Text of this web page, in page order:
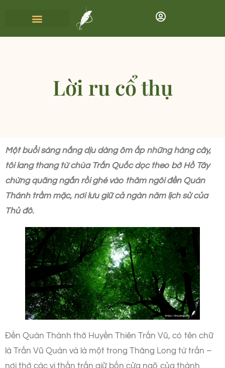
Lời ru cổ thụ
Một buổi sáng nắng dịu dàng ôm ấp những hàng cây,
tôi lang thang từ chùa Trấn Quốc dọc theo bờ Hồ Tây
chừng quãng ngắn rồi ghé vào thăm ngôi đền Quán
Thánh trầm mặc, nơi lưu giữ cả ngàn năm lịch sử của
Thủ đô.
Đền Quán Thánh thờ Huyền Thiên Trấn Vũ, có tên chữ
là Trấn Vũ Quán và là một trong Thăng Long tứ trấn –
nơi thờ các vị thần trấn giữ bốn cửa ngõ của thành